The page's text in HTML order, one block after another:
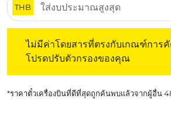
THB
ไม่มีค่าโดยสารที่ตรงกับเกณฑ์การ
โปรดปรับตัวกรองของคุณ
*ราคาตั๋วเครื่องบินที่ดีที่สุดถูกค้นพบแล้วจากผู้อื่น